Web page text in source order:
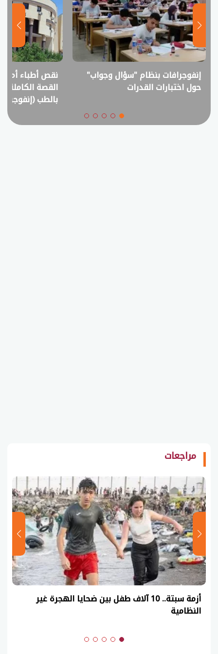
نقص أطباء أم فائض خريجين؟..
القصة الكاملة لمقترح خفض القبول
انفوجراف..
في امتحانات
مراجعات
عاجل| نموذج حل امتحان أحياء ثانوية عامة 2026
(السنوات الماضية)